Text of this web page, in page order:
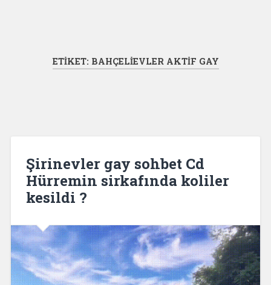
ETIKET: BAHÇELIEVLER AKTIF GAY
Şirinevler gay sohbet Cd
Hürremin sirkafında koliler
kesildi ?